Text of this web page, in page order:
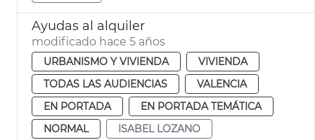
Ayudas al alquiler
modificado hace 5 años
URBANISMO Y VIVIENDA
VIVIENDA
TODAS LAS AUDIENCIAS
VALENCIA
EN PORTADA
EN PORTADA TEMÁTICA
NORMAL
ISABEL LOZANO